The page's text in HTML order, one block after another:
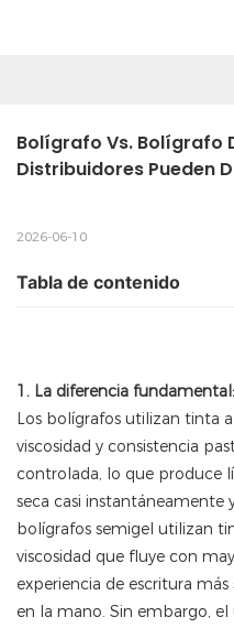
Bolígrafo Vs. Bolígrafo
Distribuidores Pueden
2026-06-10
Tabla de contenido
1. La diferencia
Los bolígrafos utilizan tinta
viscosidad y consistencia
controlada, lo que produce
seca casi instantáneamente
bolígrafos semigel utilizan
viscosidad que fluye con
experiencia de escritura
en la mano. Sin embargo,